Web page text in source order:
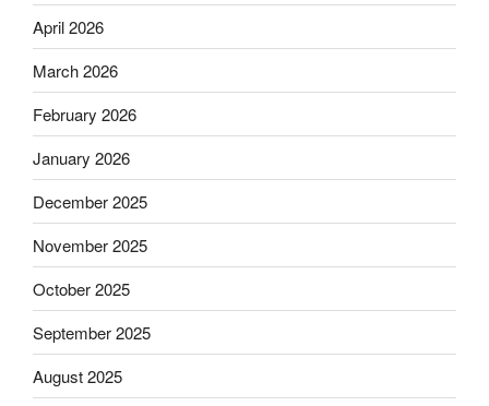
April 2026
March 2026
February 2026
January 2026
December 2025
November 2025
October 2025
September 2025
August 2025